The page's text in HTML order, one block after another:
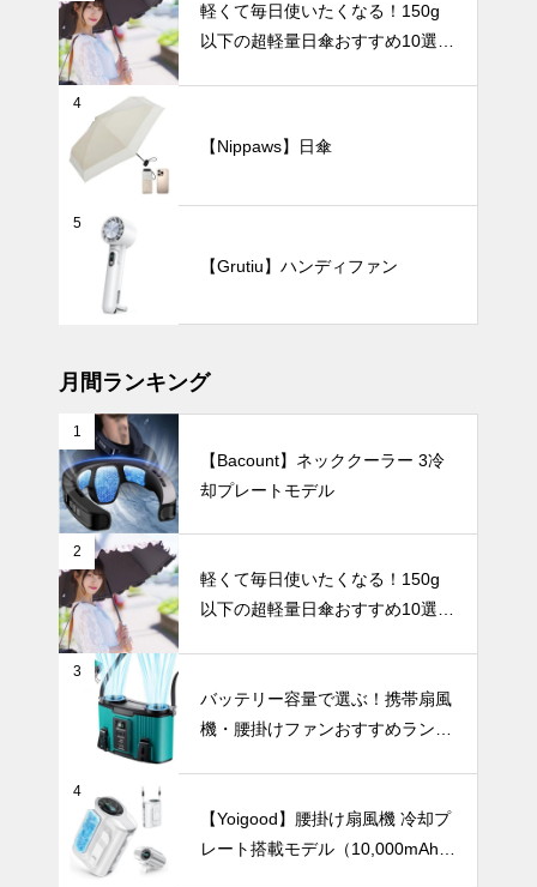
モノトーン花
瓶が生む美し
いコントラス
ト。花が引き
立つ空間コー
インテリア小物
花とアートを
し。人体モチ
テリア。
新生活や結婚
祝いにおすす
め。もらって
嬉しい、こだ
わりの食器ギ
フト10選。
暑さ対策
【2025年最
新版】暑い夏
も涼しく快適
ート付きハン
ディファンお
すすめ10選
テーブルウェア
軽くて毎日使いたくなる！150g
以下の超軽量日傘おすすめ10選
4
【Nippaws】日傘
5
【Grutiu】ハンディファン
月間ランキング
1
【Bacount】ネッククーラー 3冷
却プレートモデル
2
軽くて毎日使いたくなる！150g
以下の超軽量日傘おすすめ10選
3
バッテリー容量で選ぶ！携帯扇風
機・腰掛けファンおすすめランキ
4
【Yoigood】腰掛け扇風機 冷却プ
レート搭載モデル（10,000mAh・